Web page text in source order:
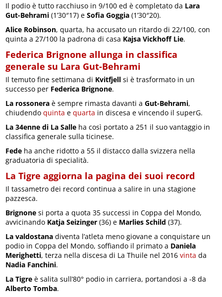
Il podio è tutto racchiuso in 9/100 ed è completato da Lara
Gut-Behrami (1’30″17) eSofia Goggia (1’30″20).
Alice Robinson, quarta, ha accusato un ritardo di 22/100, con
quinta a 27/100 la padrona di casa Kajsa Vickhoff Lie.
Federica Brignone allunga in classifica
generale su Lara Gut-Behrami
Il temuto fine settimana di Kvitfjell si è trasformato in un
successo per Federica Brignone.
La rossonera è sempre rimasta davanti aGut-Behrami,
chiudendoquinta equarta in discesa e vincendo il superG.
La 34enne di La Salle ha così portato a 251 il suo vantaggio in
classifica generale sulla ticinese.
Fede ha anche ridotto a 55 il distacco dalla svizzera nella
graduatoria di specialità.
La Tigre aggiorna la pagina dei suoi record
Il tassametro dei record continua a salire in una stagione
pazzesca.
Brignone si porta a quota 35 successi in Coppa del Mondo,
avvicinando Katja Seizinger (36) e Marlies Schild (37).
La valdostana diventa l’atleta meno giovane a conquistare un
podio in Coppa del Mondo, soffiando il primato a Daniela
Merighetti, terza nella discesa di La Thuile nel 2016vinta da
Nadia Fanchini.
La Tigre è salita sull’80° podio in carriera, portandosi a -8 da
Alberto Tomba.